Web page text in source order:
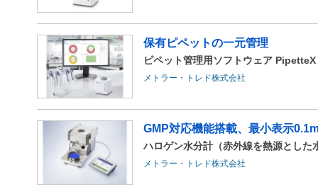
保有ピペットの一元管理
ピペット管理用ソフトウェア PipetteX
メトラー・トレド株式会社
GMP対応機能搭載、最小表示
ハロゲン水分計（赤外線を熱源とした
メトラー・トレド株式会社